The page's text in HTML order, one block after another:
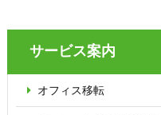
サービス案内
オフィス移転